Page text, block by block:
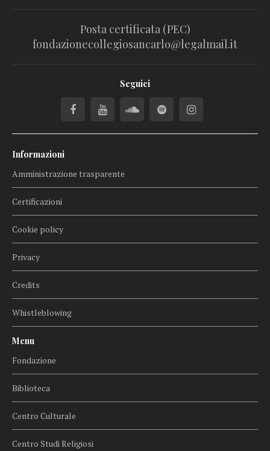
Posta certificata (PEC)
fondazionecollegiosancarlo@legalmail.it
Seguici
Informazioni
Amministrazione trasparente
Certificazioni
Cookie policy
Privacy
Credits
Whistleblowing
Menu
Fondazione
Biblioteca
Centro Culturale
Centro Studi Religiosi